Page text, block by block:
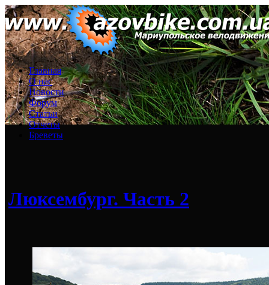
Главная
О нас
Новости
Форум
Статьи
Отчеты
Бреветы
Люксембург. Часть 2